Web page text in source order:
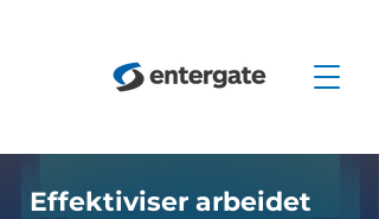
Effektiviser arbeidet